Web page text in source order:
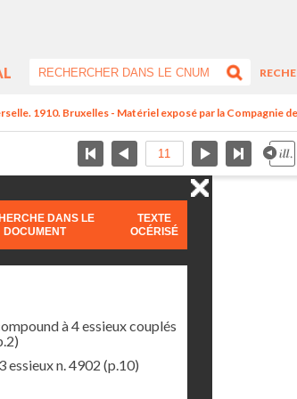
1910. Bruxelles - Matériel exposé par la Compagnie
DANS LE
DOCUMENT
TEXTE
OCÉRISÉ
à 4 essieux couplés
essieux n. 4902 (p.10)